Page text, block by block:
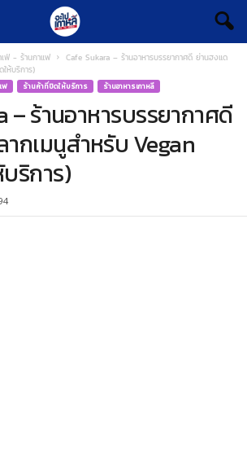
เฟ่ - ร้านกาแฟ
Cafe Sukara – ร้านอาหารบรรยากาศดี ย่านฮงแด
ห้บริการ)
ฟ ร้านค้าที่ปิดให้บริการ ร้านอาหารเกาหลี
– ร้านอาหารบรรยากาศดี
กเมนูสำหรับ Vegan
ริการ)